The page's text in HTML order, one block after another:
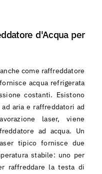
d'Acqua per
come raffreddatore
acqua refrigerata
costanti. Esistono
aria e raffreddatori ad
laser, viene
ad acqua. Un
tipico fornisce due
stabile: uno per
raffreddare la testa di